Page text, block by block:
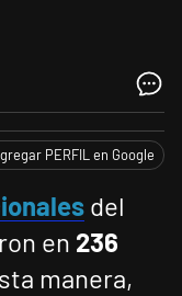
PERFIL en Google
del
en 236
manera,